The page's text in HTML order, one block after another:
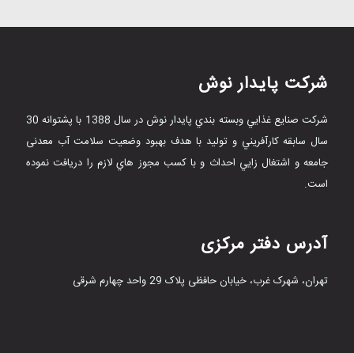
شرکت پایدار نوش
شرکت صنايع غذايي وبسته بندي پایدار نوش در سال 1388 با پشتوانه 30
سال سابقه کارآفريني و توليد با هدف بهبود وضعيت سلامت آب معدنی
جامعه و اشتغال زايي احداث و با کسب مجوز هاي لازم را دریافت نموده
است.
آدرس دفتر مرکزی
تهران، شهرک غرب، خیابان حافظی پلاک 29 واحد چهارم شرقی